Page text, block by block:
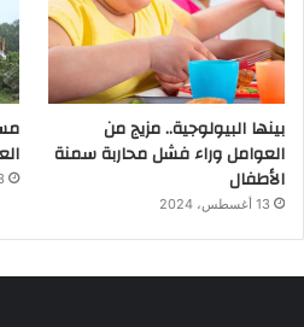
بينها البيولوجية.. مزيج من
العوامل وراء فشل محاربة سمنة
الأطفال
13 أغسطس، 2024
13